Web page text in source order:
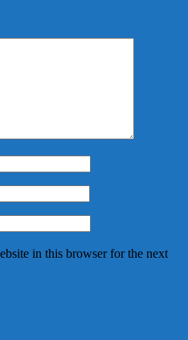
in this browser for the next